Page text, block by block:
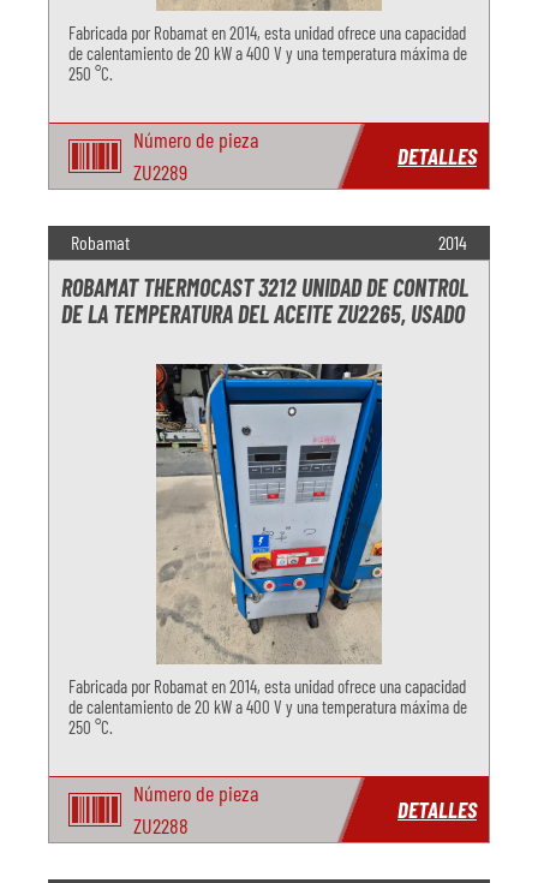
Fabricada por Robamat en 2014, esta unidad ofrece una capacidad
de calentamiento de 20 kW a 400 V y una temperatura máxima de
250 °C.
Número de pieza
ZU2289
DETALLES
Robamat 2014
ROBAMAT THERMOCAST 3212 UNIDAD DE CONTROL
DE LA TEMPERATURA DEL ACEITE ZU2265, USADO
Fabricada por Robamat en 2014, esta unidad ofrece una capacidad
de calentamiento de 20 kW a 400 V y una temperatura máxima de
250 °C.
Número de pieza
ZU2288
DETALLES